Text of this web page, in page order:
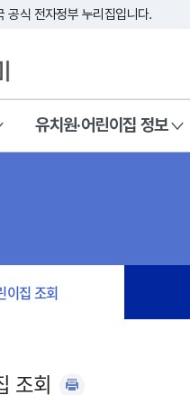
공식 전자정부 누리집입니다.
유치원·어린이집 정보
이집 조회
조회